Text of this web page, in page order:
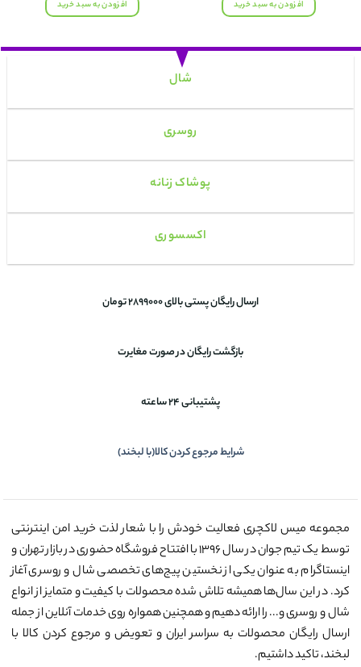
بود.
افزودن به سبد خرید بود.
افزودن به سبد خرید
شال
روسری
پوشاک زنانه
اکسسوری
ارسال رایگان پستی بالای 2899000 تومان
بازگشت رایگان در صورت مغایرت
پشتیبانی 24 ساعته
شرایط مرجوع کردن کالا(با لبخند)
مجموعه میس لاکچری فعالیت خودش را با شعار لذت خرید امن اینترنتی
توسط یک تیم جوان در سال ۱۳۹۶ با افتتاح فروشگاه حضوری در بازار تهران و
اینستاگرام به عنوان یکی از نخستین پیج‌های تخصصی شال و روسری آغاز
کرد. در این سال‌ها همیشه تلاش شده محصولات با کیفیت و متمایز از انواع
شال و روسری و... را ارائه دهیم و همچنین همواره روی خدمات آنلاین از جمله
ارسال رایگان محصولات به سراسر ایران و تعویض و مرجوع کردن کالا با
لبخند، تاکید داشتیم.